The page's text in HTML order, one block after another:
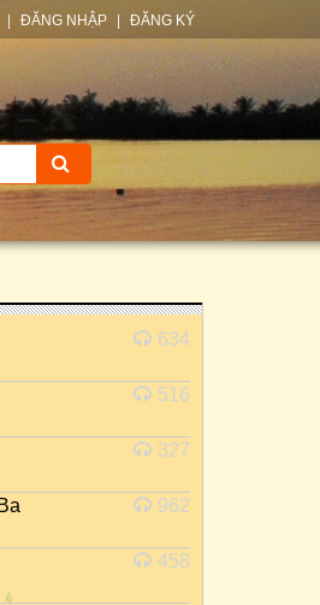
ĐĂNG NHẬP ĐĂNG KÝ
634
516
327
962
458